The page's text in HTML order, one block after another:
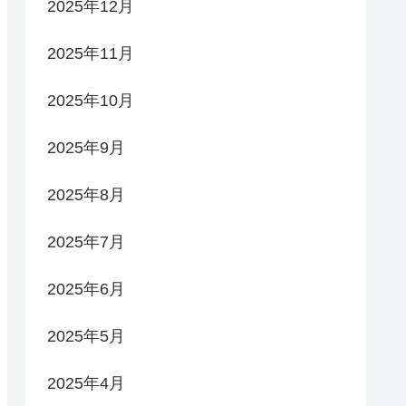
2025年12月
2025年11月
2025年10月
2025年9月
2025年8月
2025年7月
2025年6月
2025年5月
2025年4月